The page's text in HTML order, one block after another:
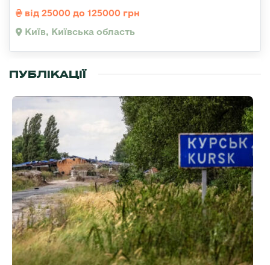
від 25000 до 125000 грн
Київ, Київська область
ПУБЛІКАЦІЇ